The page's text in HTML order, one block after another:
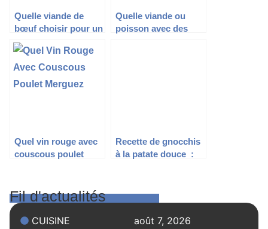
Quelle viande de
bœuf choisir pour un
couscous savoureux
?
Quelle viande ou
poisson avec des
Quel vin rouge avec
couscous poulet
Recette de gnocchis
à la patate douce :
Fil d'actualités
CUISINE août 7, 2026